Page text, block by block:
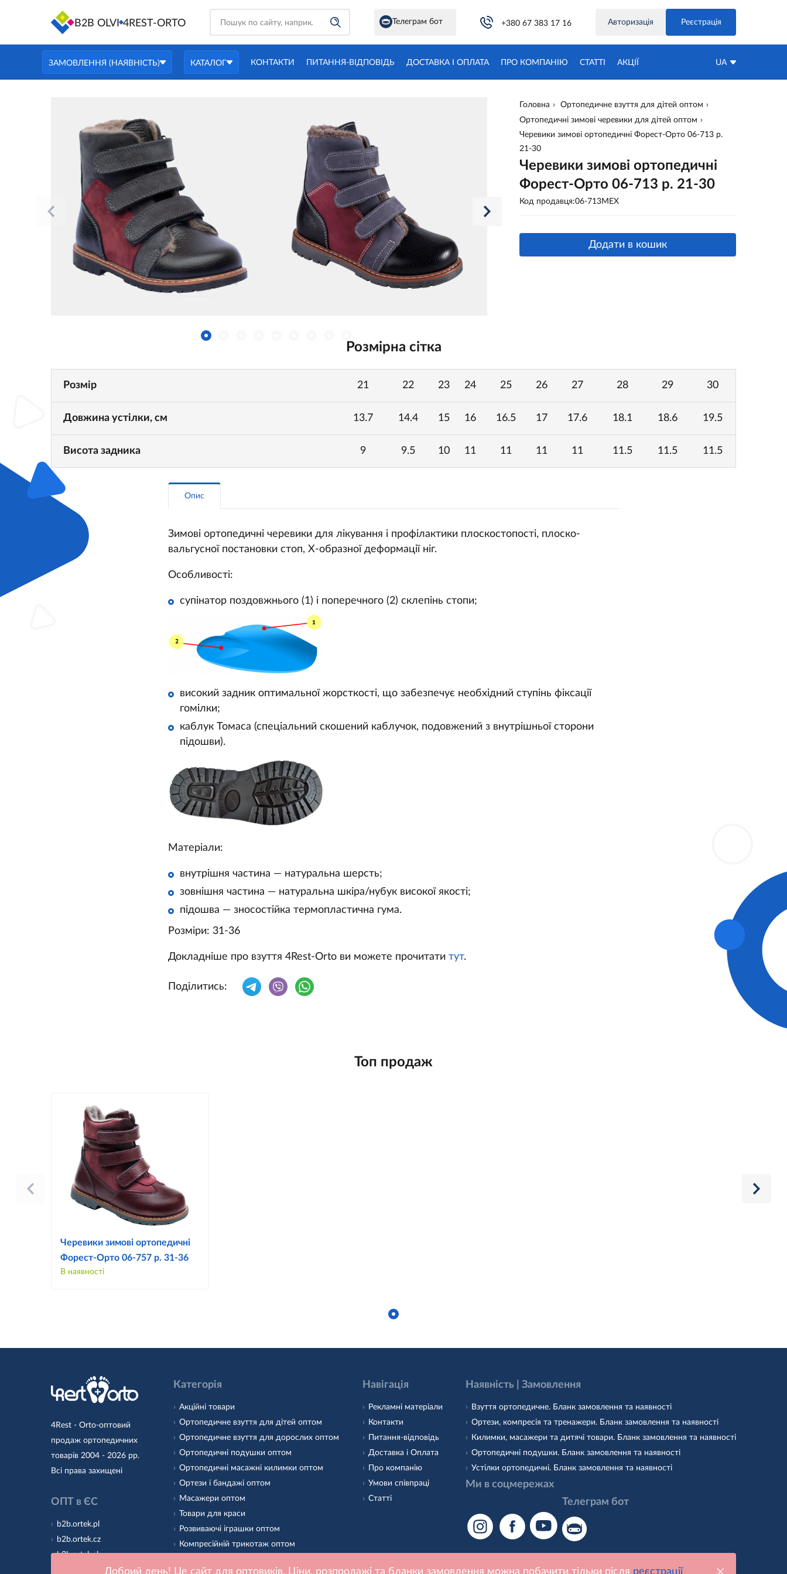
Добрий день! Це сайт для оптовиків. Ціни, розпродажі та бланки замовлення можна побачити тільки після реєстрації
B2B OLVI 4REST-ORTO Телеграм бот +380 67 383 17 16 Авторизація Реєстрація
ЗАМОВЛЕННЯ (НАЯВНІСТЬ) КАТАЛОГ КОНТАКТИ ПИТАННЯ-ВІДПОВІДЬ ДОСТАВКА І ОПЛАТА ПРО КОМПАНІЮ СТАТТІ АКЦIЇ UA
Головна
Ортопедичне взуття для дітей оптом
Ортопедичні зимові черевики для дітей оптом
Черевики зимові ортопедичні Форест-Орто 06-713 р.
21-30
Черевики зимові ортопедичні
Форест-Орто 06-713 р. 21-30
Код продавця:06-713MEX
Додати в кошик
Розмірна сітка
Розмір 21 22 23 24 25 26 27 28 29 30
Довжина устілки, см 13.7 14.4 15 16 16.5 17 17.6 18.1 18.6 19.5
Висота задника 9 9.5 10 11 11 11 11 11.5 11.5 11.5
Опис
Зимові ортопедичні черевики для лікування і профілактики плоскостопості, плоско-
вальгусної постановки стоп, Х-образної деформації ніг.
Особливості:
супінатор поздовжнього (1) і поперечного (2) склепінь стопи;
високий задник оптимальної жорсткості, що забезпечує необхідний ступінь фіксації
гомілки;
каблук Томаса (спеціальний скошений каблучок, подовжений з внутрішньої сторони
підошви).
Матеріали:
внутрішня частина — натуральна шерсть;
зовнішня частина — натуральна шкіра/нубук високої якості;
підошва — зносостійка термопластична гума.
Розміри: 31-36
Докладніше про взуття 4Rest-Orto ви можете прочитати тут.
Поділитись:
Топ продаж
Черевики зимові ортопедичні
Форест-Орто 06-757 р. 31-36
В наявності
4Rest - Orto-оптовий
продаж ортопедичних
товарів 2004 - 2026 рр.
Всі права захищені
ОПТ в ЄС
b2b.ortek.pl
b2b.ortek.cz
b2b.ortek.sk
Категорія
Акційні товари
Ортопедичне взуття для дітей оптом
Ортопедичне взуття для дорослих оптом
Ортопедичні подушки оптом
Ортопедичні масажні килимки оптом
Ортези і бандажі оптом
Масажери оптом
Товари для краси
Розвиваючі іграшки оптом
Компресійній трикотаж оптом
Навігація
Рекламні матеріали
Контакти
Питання-відповідь
Доставка і Оплата
Про компанію
Умови співпраці
Статті
Наявність | Замовлення
Взуття ортопедичне. Бланк замовлення та наявності
Ортези, компресія та тренажери. Бланк замовлення та наявності
Килимки, масажери та дитячі товари. Бланк замовлення та наявності
Ортопедичні подушки. Бланк замовлення та наявності
Устілки ортопедичні. Бланк замовлення та наявності
Ми в соцмережах
Телеграм бот